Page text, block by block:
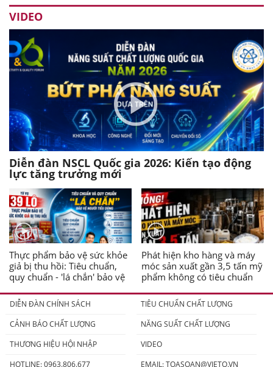
VIDEO
Diễn đàn NSCL Quốc gia 2026: Kiến tạo động
lực tăng trưởng mới
Thực phẩm bảo vệ sức khỏe
giả bị thu hồi: Tiêu chuẩn,
quy chuẩn - 'lá chắn' bảo vệ
Phát hiện kho hàng và máy
móc sản xuất gần 3,5 tấn mỹ
phẩm không có tiêu chuẩn
DIỄN ĐÀN CHÍNH SÁCH
TIÊU CHUẨN CHẤT LƯỢNG
CẢNH BÁO CHẤT LƯỢNG
NĂNG SUẤT CHẤT LƯỢNG
THƯƠNG HIỆU HỘI NHẬP
VIDEO
HOTLINE: 0963.806.677
EMAIL:TOASOAN@VIETQ.VN